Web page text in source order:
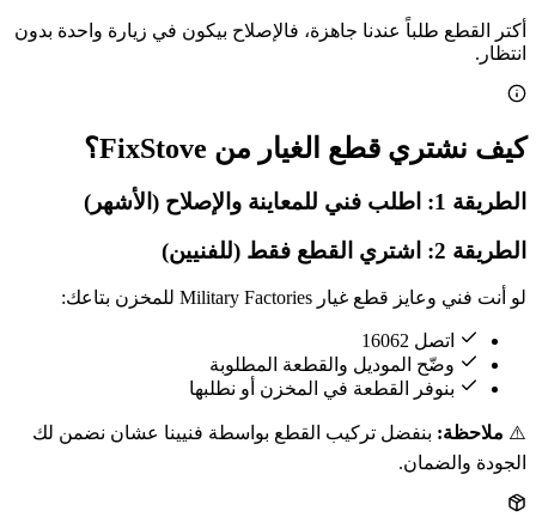
أكتر القطع طلباً عندنا جاهزة، فالإصلاح بيكون في زيارة واحدة بدون
انتظار.
كيف نشتري قطع الغيار من FixStove؟
الطريقة 1: اطلب فني للمعاينة والإصلاح (الأشهر)
الطريقة 2: اشتري القطع فقط (للفنيين)
لو أنت فني وعايز قطع غيار Military Factories للمخزن بتاعك:
اتصل 16062
وضّح الموديل والقطعة المطلوبة
بنوفر القطعة في المخزن أو نطلبها
⚠️ ملاحظة: بنفضل تركيب القطع بواسطة فنيينا عشان نضمن لك
الجودة والضمان.